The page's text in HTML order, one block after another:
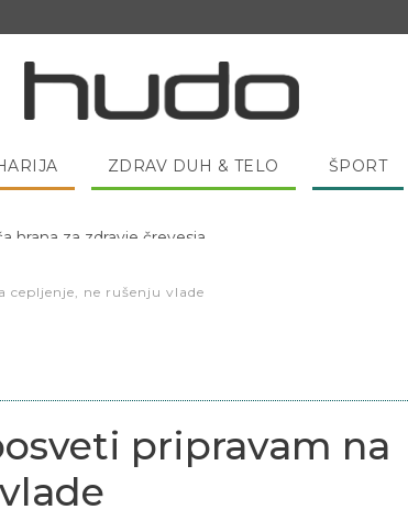
ZDRAV DUH & TELO ŠPORT
dobro pojesti žlico medu?
cepljenje, ne rušenju vlade
pripravam na